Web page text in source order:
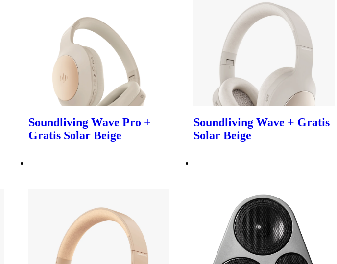
Soundliving Wave Pro +
Gratis Solar Beige
Soundliving Wave + Gratis
Solar Beige